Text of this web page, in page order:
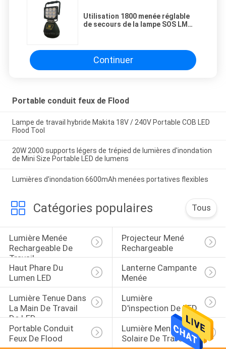
Utilisation 1800 menée réglable
de secours de la lampe SOS LM
Continuer
Portable conduit feux de Flood
Lampe de travail hybride Makita 18V / 240V Portable COB LED
Flood Tool
20W 2000 supports légers de trépied de lumières d'inondation
de Mini Size Portable LED de lumens
Lumières d'inondation 6600mAh menées portatives flexibles
Catégories populaires Tous
Lumière Menée
Rechargeable De
Travail
Projecteur Mené
Rechargeable
Haut Phare Du
Lumen LED
Lanterne Campante
Menée
Lumière Tenue Dans
La Main De Travail
De LED
Lumière
D'inspection De LED
Portable Conduit
Feux De Flood
Lumière Menée
Solaire De Travail